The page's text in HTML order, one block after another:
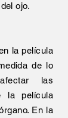
ojo.
la película
de lo
las
la película
En la